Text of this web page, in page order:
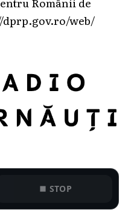
dprp.gov.ro/web/
STOP